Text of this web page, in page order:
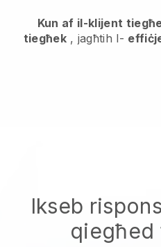
Kun af il-klijent
tiegħek, jagħtih l-
Ikseb
qiegħed